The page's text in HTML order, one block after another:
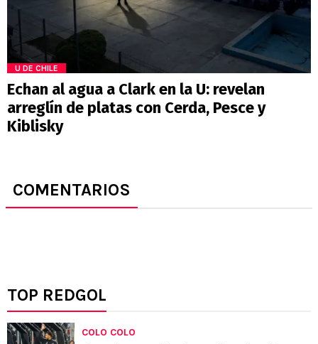
U DE CHILE
Echan al agua a Clark en la U: revelan
arreglín de platas con Cerda, Pesce y
Kiblisky
COMENTARIOS
TOP REDGOL
COLO COLO